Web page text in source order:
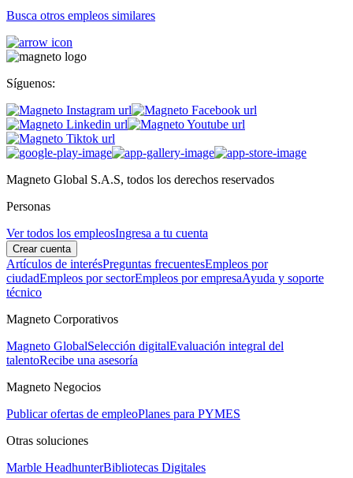
Busca otros empleos similares
Síguenos:
Magneto Global S.A.S, todos los derechos reservados
Personas
Ver todos los empleosIngresa a tu cuenta
Crear cuenta
Artículos de interésPreguntas frecuentesEmpleos por
ciudadEmpleos por sectorEmpleos por empresaAyuda y soporte
técnico
Magneto Corporativos
Magneto GlobalSelección digitalEvaluación integral del
talentoRecibe una asesoría
Magneto Negocios
Publicar ofertas de empleoPlanes para PYMES
Otras soluciones
Marble HeadhunterBibliotecas Digitales